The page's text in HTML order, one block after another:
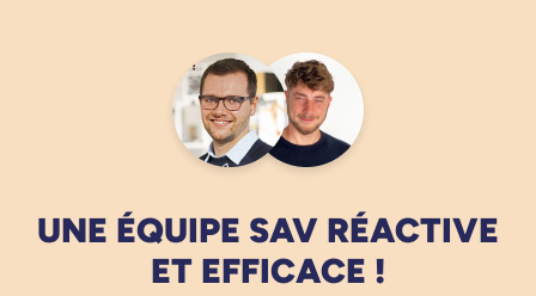
UNE ÉQUIPE SAV RÉACTIVE
ET EFFICACE !